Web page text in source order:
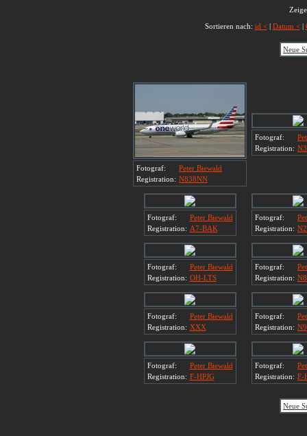
Sortieren nach: id <| Datum <|
Neue
Fotograf:
Peter Biewald
Registration: N838NN
Fotograf:
Registration:
Fotograf:
Peter Biewald
Registration: A7-BAK
Fotograf:
Registration:
Fotograf:
Peter Biewald
Registration: OH-LTS
Fotograf:
Registration:
Fotograf:
Peter Biewald
Registration: XXX
Fotograf:
Registration:
Fotograf:
Peter Biewald
Registration: F-HPJG
Fotograf:
Registration: F-
Neue